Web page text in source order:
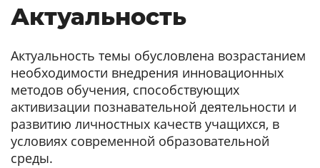
Актуальность
Актуальность темы обусловлена возрастанием
необходимости внедрения инновационных
методов обучения, способствующих
активизации познавательной деятельности и
развитию личностных качеств учащихся, в
условиях современной образовательной
среды.